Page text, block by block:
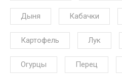
Дыня Кабачки
Картофель Лук
Огурцы Перец